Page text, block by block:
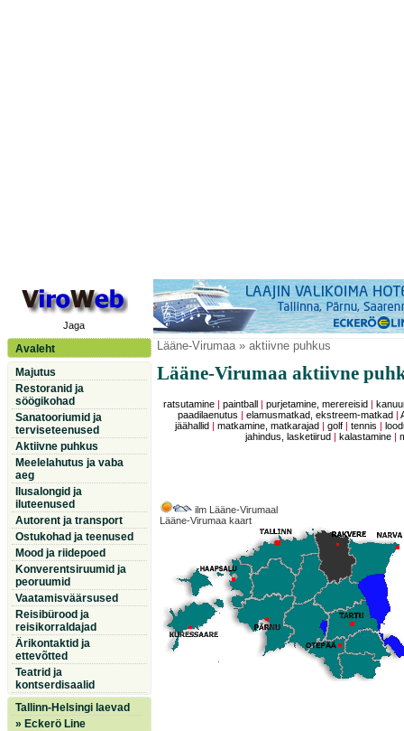
Jaga
Avaleht
Majutus
Restoranid ja
söögikohad
Sanatooriumid ja
terviseteenused
Aktiivne puhkus
Meelelahutus ja vaba
aeg
Ilusalongid ja
iluteenused
Autorent ja transport
Ostukohad ja teenused
Mood ja riidepoed
Konverentsiruumid ja
peoruumid
Vaatamisväärsused
Reisibürood ja
reisikorraldajad
Ärikontaktid ja
ettevõtted
Teatrid ja
kontserdisaalid
Tallinn-Helsingi laevad
» Eckerö Line
Lääne-Virumaa» aktiivne puhkus
Lääne-Virumaa aktiivne
ratsutamine| paintball purjetamine, merereisid
paadilaenutus
|elamusmatkad, ekstreem-matkad |
jäähallid
matkamine, matkarajad golf| tennis
jahindus, lasketiirud
kalastamine |
ilm Lääne-Virumaal
Lääne-Virumaa kaart